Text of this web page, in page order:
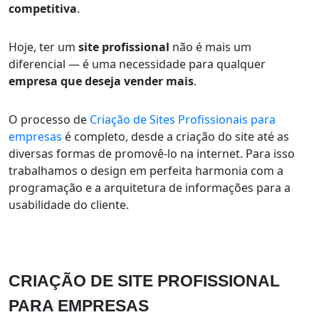
competitiva.
Hoje, ter um site profissional não é mais um
diferencial — é uma necessidade para qualquer
empresa que deseja vender mais.
O processo de Criação de Sites Profissionais para
empresas é completo, desde a criação do site até as
diversas formas de promovê-lo na internet. Para isso
trabalhamos o design em perfeita harmonia com a
programação e a arquitetura de informações para a
usabilidade do cliente.
CRIAÇÃO DE SITE PROFISSIONAL
PARA EMPRESAS